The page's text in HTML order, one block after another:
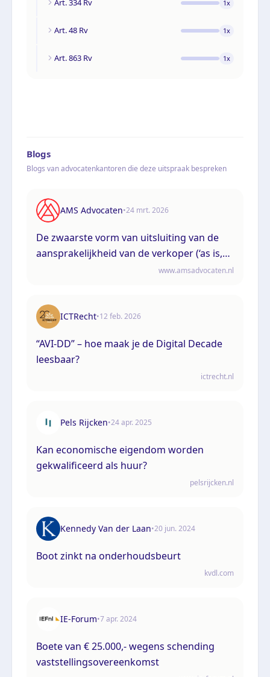
1x
Art. 48 Rv 1x
Art. 863 Rv 1x
Blogs
Blogs van advocatenkantoren die deze uitspraak bespreken
AMS Advocaten•24 mrt. 2026
De zwaarste vorm van uitsluiting van de
aansprakelijkheid van de verkoper (‘as is,
www.amsadvocaten.nl
ICTRecht•12 feb. 2026
“AVI-DD” – hoe maak je de Digital Decade
leesbaar?
ictrecht.nl
Pels Rijcken•24 apr. 2025
Kan economische eigendom worden
gekwalificeerd als huur?
pelsrijcken.nl
Kennedy Van der Laan•20 jun. 2024
Boot zinkt na onderhoudsbeurt
kvdl.com
IE-Forum•7 apr. 2024
Boete van € 25.000,- wegens schending
vaststellingsovereenkomst